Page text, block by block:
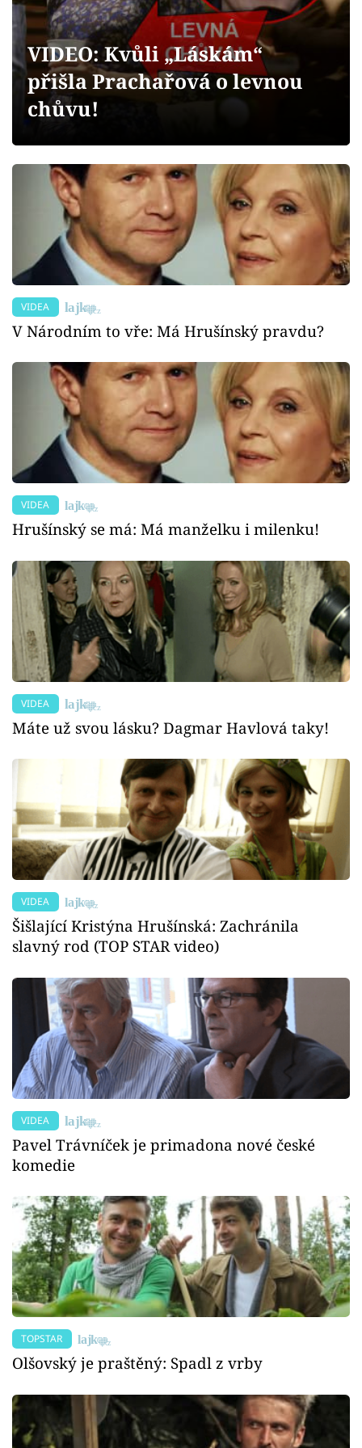
Videa
Sledujte prima+
Sledujte nás
VIDEO: Kvůli „Láskám“
přišla Prachařová o levnou
chůvu!
VIDEA
V Národním to vře: Má Hrušínský pravdu?
VIDEA
Hrušínský se má: Má manželku i milenku!
VIDEA
Máte už svou lásku? Dagmar Havlová taky!
VIDEA
Šišlající Kristýna Hrušínská: Zachránila
slavný rod (TOP STAR video)
VIDEA
Pavel Trávníček je primadona nové české
komedie
TOPSTAR
Olšovský je praštěný: Spadl z vrby